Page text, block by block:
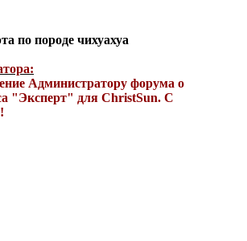
по породе чихуахуа
Администратору форума о
"Эксперт" для ChristSun. С